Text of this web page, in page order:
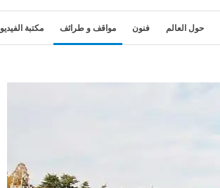
حول العالم فنون مواقف و طرائف مكتبة الفيديو